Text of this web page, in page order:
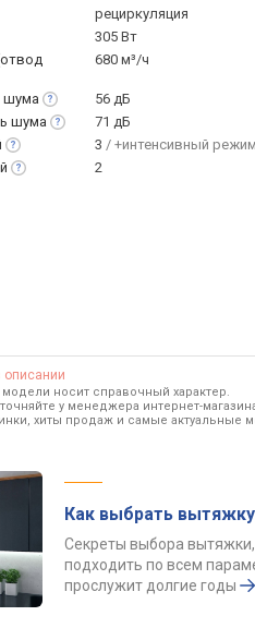
рециркуляция
305 Вт
680 м³/ч
шума
56 дБ
шума
71 дБ
3 / +интенсивный
2
описании
носит справочный характер.
у менеджера интернет-
хиты продаж и самые актуальные
Как выбрать вытяжку
Секреты выбора
подходить по всем
прослужит долгие годы